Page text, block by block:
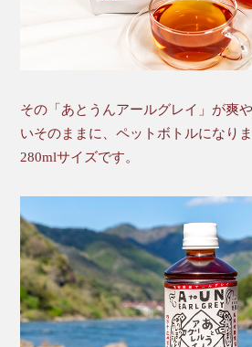
その「あとうんアールグレイ」が爽
いそのままに、ペットボトルになり
280mlサイズです。